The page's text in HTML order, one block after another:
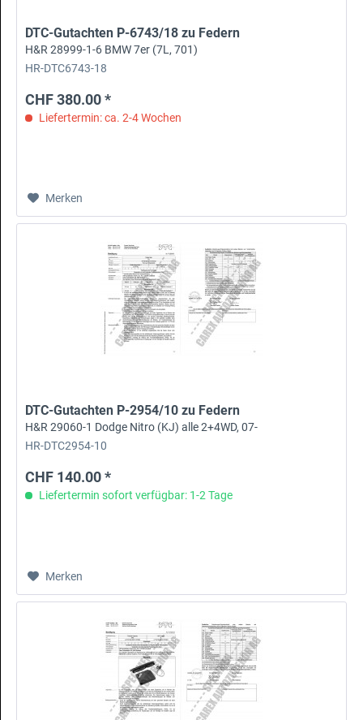
DTC-Gutachten P-6743/18 zu Federn
H&R 28999-1-6 BMW 7er (7L, 701)
HR-DTC6743-18
CHF 380.00 *
Liefertermin: ca. 2-4 Wochen
Merken
DTC-Gutachten P-2954/10 zu Federn
H&R 29060-1 Dodge Nitro (KJ) alle 2+4WD, 07-
HR-DTC2954-10
CHF 140.00 *
Liefertermin sofort verfügbar: 1-2 Tage
Merken